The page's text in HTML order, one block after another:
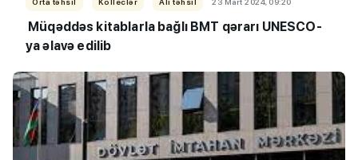
Müqəddəs kitablarla bağlı BMT qərarı UNESCO-
ya əlavə edilib